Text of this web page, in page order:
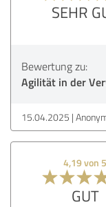
SEHR
Bewertung zu:
Agilität in der
15.04.2025
4,19 von 5
GUT